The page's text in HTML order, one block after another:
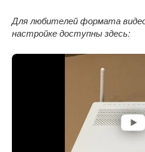
Для любителей формата
настройке доступны здесь: